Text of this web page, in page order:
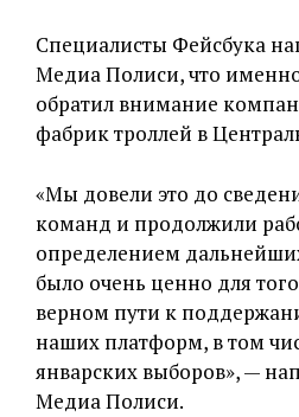
Специалисты Фейсбука
Медиа Полиси, что именно
обратил внимание
фабрик троллей в
«Мы довели это до
команд и продолжили
определением
было очень ценно для
верном пути к
наших платформ, в том
январских выборов», —
Медиа Полиси.